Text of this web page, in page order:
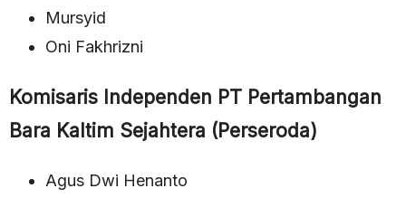
Mursyid
Oni Fakhrizni
Komisaris Independen PT Pertambangan
Bara Kaltim Sejahtera (Perseroda)
Agus Dwi Henanto